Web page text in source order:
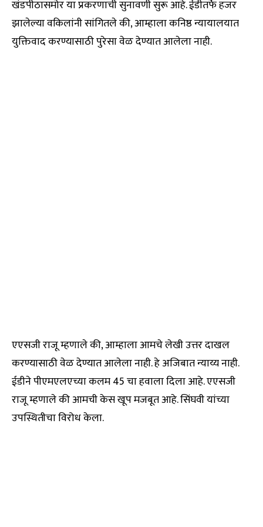
खंडपीठासमोर या प्रकरणाची सुनावणी सुरू आहे. ईडीतर्फे हजर
झालेल्या वकिलांनी सांगितले की, आम्हाला कनिष्ठ न्यायालयात
युक्तिवाद करण्यासाठी पुरेसा वेळ देण्यात आलेला नाही.
एएसजी राजू म्हणाले की, आम्हाला आमचे लेखी उत्तर दाखल
करण्यासाठी वेळ देण्यात आलेला नाही. हे अजिबात न्याय्य नाही.
ईडीने पीएमएलएच्या कलम 45 चा हवाला दिला आहे. एएसजी
राजू म्हणाले की आमची केस खूप मजबूत आहे. सिंघवी यांच्या
उपस्थितीचा विरोध केला.